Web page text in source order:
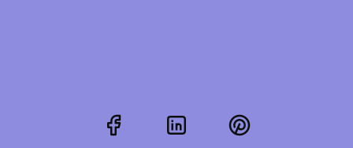
FacebookLinkedInPinterest